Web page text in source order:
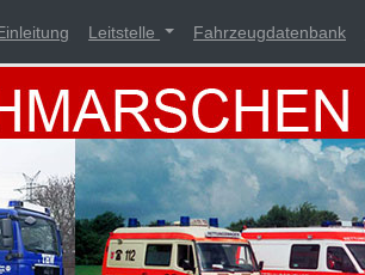
Leitstelle Fahrzeugdatenbank